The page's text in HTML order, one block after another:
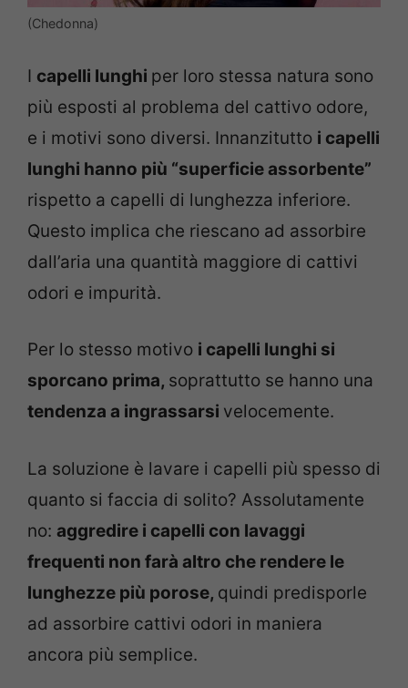
(Chedonna)
I capelli lunghi per loro stessa natura sono
più esposti al problema del cattivo odore,
e i motivi sono diversi. Innanzitutto i capelli
lunghi hanno più “superficie assorbente”
rispetto a capelli di lunghezza inferiore.
Questo implica che riescano ad assorbire
dall’aria una quantità maggiore di cattivi
odori e impurità.
Per lo stesso motivo i capelli lunghi si
sporcano prima, soprattutto se hanno una
tendenza a ingrassarsi velocemente.
La soluzione è lavare i capelli più spesso di
quanto si faccia di solito? Assolutamente
no: aggredire i capelli con lavaggi
frequenti non farà altro che rendere le
lunghezze più porose, quindi predisporle
ad assorbire cattivi odori in maniera
ancora più semplice.